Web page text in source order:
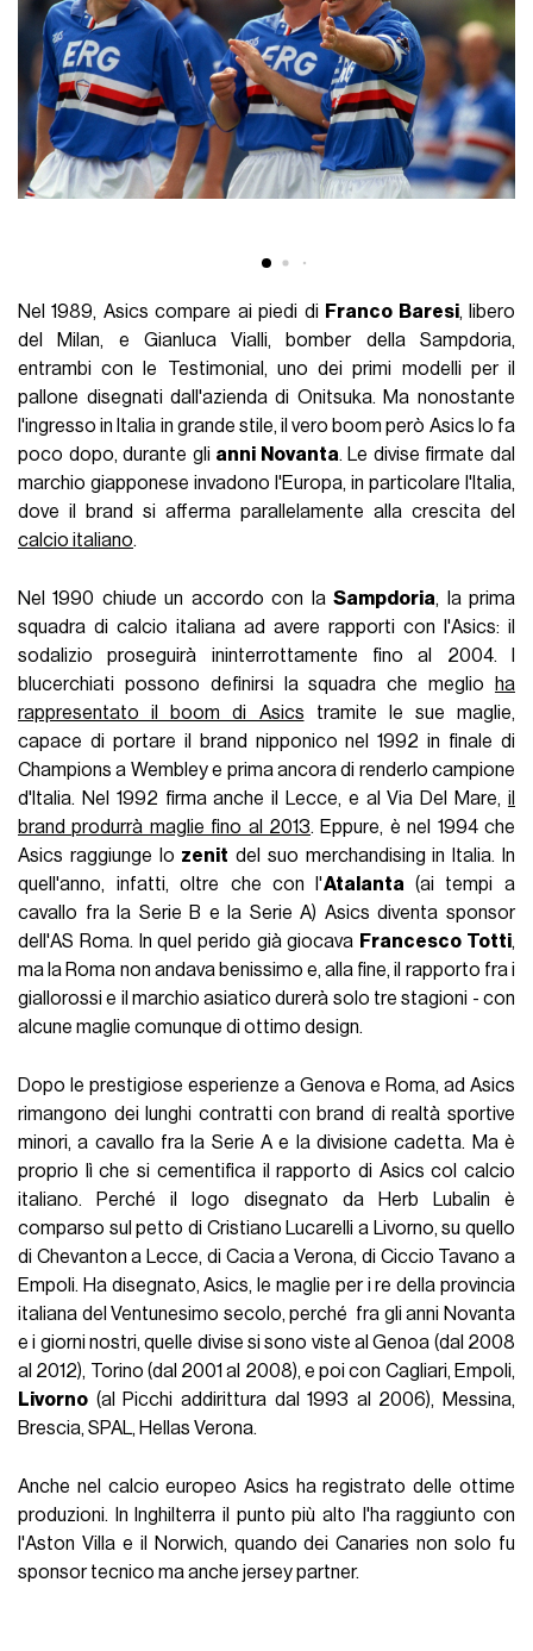
Nel 1989, Asics compare ai piedi di Franco Baresi, libero
del Milan, e Gianluca Vialli, bomber della Sampdoria,
entrambi con le Testimonial, uno dei primi modelli per il
pallone disegnati dall'azienda di Onitsuka. Ma nonostante
l'ingresso in Italia in grande stile, il vero boom però Asics lo fa
poco dopo, durante gli anni Novanta. Le divise firmate dal
marchio giapponese invadono l'Europa, in particolare l'Italia,
dove il brand si afferma parallelamente alla crescita del
calcio italiano.
Nel 1990 chiude un accordo con laSampdoria, la prima
squadra di calcio italiana ad avere rapporti con l'Asics: il
sodalizio proseguirà ininterrottamente fino al 2004. I
blucerchiati possono definirsi la squadra che meglio
ha
rappresentato il boom di Asics tramite le sue maglie,
capace di portare il brand nipponico nel 1992 in finale di
Champions a Wembley e prima ancora di renderlo campione
d'Italia. Nel 1992 firma anche il Lecce, e al Via Del Mare, il
brand produrrà maglie fino al 2013. Eppure, è nel 1994 che
Asics raggiunge lo zenit del suo merchandising in Italia. In
quell'anno, infatti, oltre che con l'Atalanta (ai tempi a
cavallo fra la Serie B e la Serie A) Asics diventa sponsor
dell'AS Roma. In quel perido già giocava Francesco Totti,
ma la Roma non andava benissimo e, alla fine, il rapporto fra i
giallorossi e il marchio asiatico durerà solo tre stagioni - con
alcune maglie comunque di ottimo design.
Dopo le prestigiose esperienze a Genova e Roma, ad Asics
rimangono dei lunghi contratti con brand di realtà sportive
minori, a cavallo fra la Serie A e la divisione cadetta. Ma è
proprio lì che si cementifica il rapporto di Asics col calcio
italiano. Perché il logo disegnato da Herb Lubalin è
comparso sul petto di Cristiano Lucarelli a Livorno, su quello
di Chevanton a Lecce, di Cacia a Verona, di Ciccio Tavano a
Empoli. Ha disegnato, Asics, le maglie per i re della provincia
italiana del Ventunesimo secolo, perché fra gli anni Novanta
e i giorni nostri, quelle divise si sono viste al Genoa (dal 2008
al 2012), Torino (dal 2001 al 2008), e poi con Cagliari, Empoli,
Livorno (al Picchi addirittura dal 1993 al 2006), Messina,
Brescia, SPAL, Hellas Verona.
Anche nel calcio europeo Asics ha registrato delle ottime
produzioni. In Inghilterra il punto più alto l'ha raggiunto con
l'Aston Villa e il Norwich, quando dei Canaries non solo fu
sponsor tecnico ma anche jersey partner.